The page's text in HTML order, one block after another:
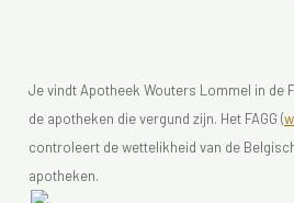
Je vindt Apotheek Wouters Lommel in de
de apotheken die vergund zijn. Het FAGG (
controleert de wettelikheid van de
apotheken.